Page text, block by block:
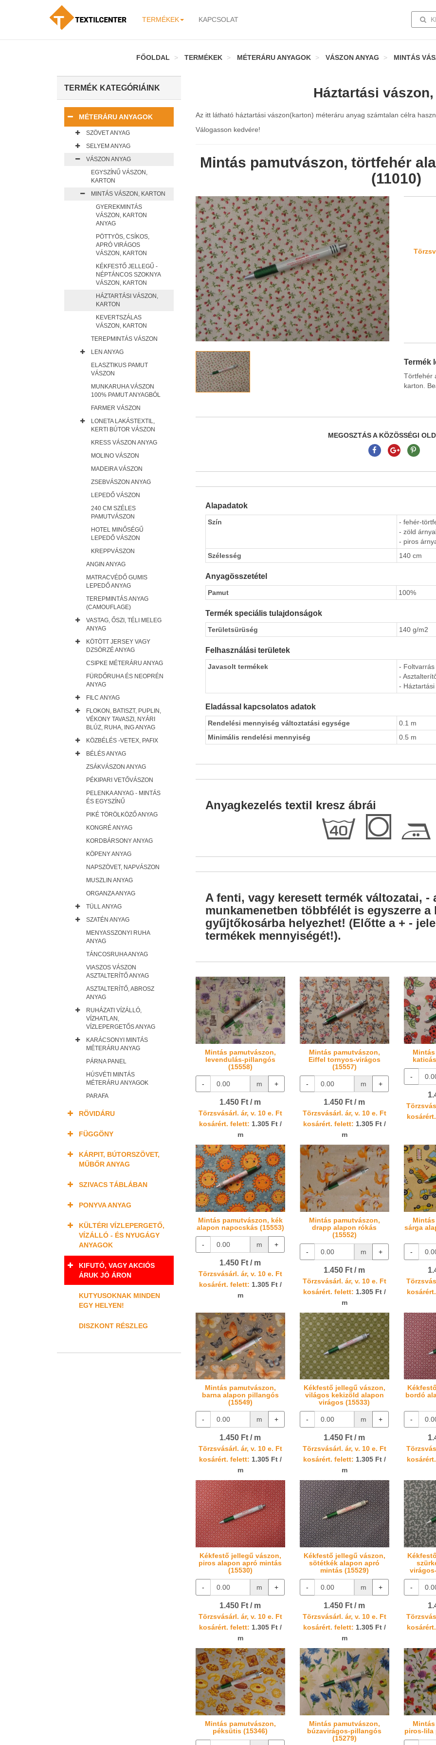
TERMÉKEK KAPCSOLAT
FŐOLDAL TERMÉKEK MÉTERÁRU ANYAGOK VÁSZON ANYAG MINTÁS
Háztartási
Az itt látható háztartási vászon(karton) méteráru anyag számtalan célra
Válogasson kedvére!
Mintás pamutvászon, törtfehér
(11010)
Termék
Törtfehér
karton.
MEGOSZTÁS A KÖZÖSSÉGI
Alapadatok
Szín
- fehér-
- zöld
- piros
Szélesség
140 cm
Anyagösszetétel
Pamut 100%
Termék speciális tulajdonságok
Területsürüség 140 g/m2
Felhasználási területek
Javasolt termékek
- Foltvarrás
-
-
Eladással kapcsolatos adatok
Rendelési mennyiség változtatási egysége
0.1 m
Minimális rendelési mennyiség
0.5 m
Anyagkezelés textil kresz ábrái
h Q E
A fenti, vagy keresett termék változatai,
munkamenetben többfélét is egyszerre
gyűjtőkosárba helyezhet! (Előtte a + -
termékek mennyiségét!).
Mintás pamutvászon,
levendulás-pillangós
(15558)
- m +
1.450 Ft / m
Törzsvásárl. ár, v. 10 e. Ft
kosárért. felett: 1.305 Ft /
m
Mintás pamutvászon,
Eiffel tornyos-virágos
(15557)
- m +
1.450 Ft / m
Törzsvásárl. ár, v. 10 e. Ft
kosárért. felett: 1.305 Ft /
m
-
Mintás pamutvászon, kék
alapon napocskás (15553)
- m +
1.450 Ft / m
Törzsvásárl. ár, v. 10 e. Ft
kosárért. felett: 1.305 Ft /
m
Mintás pamutvászon,
drapp alapon rókás
(15552)
- m +
1.450 Ft / m
Törzsvásárl. ár, v. 10 e. Ft
kosárért. felett: 1.305 Ft /
m
sárga
-
Mintás pamutvászon,
barna alapon pillangós
(15549)
- m +
1.450 Ft / m
Törzsvásárl. ár, v. 10 e. Ft
kosárért. felett: 1.305 Ft /
m
Kékfestő jellegű vászon,
világos kekizöld alapon
virágos (15533)
- m +
1.450 Ft / m
Törzsvásárl. ár, v. 10 e. Ft
kosárért. felett: 1.305 Ft /
m
bordó
-
Kékfestő jellegű vászon,
piros alapon apró mintás
(15530)
- m +
1.450 Ft / m
Törzsvásárl. ár, v. 10 e. Ft
kosárért. felett: 1.305 Ft /
m
Kékfestő jellegű vászon,
sötétkék alapon apró
mintás (15529)
- m +
1.450 Ft / m
Törzsvásárl. ár, v. 10 e. Ft
kosárért. felett: 1.305 Ft /
m
-
Mintás pamutvászon,
péksütis (15346)
Mintás pamutvászon,
búzavirágos-pillangós
(15279)
piros-lila
TERMÉK KATEGÓRIÁINK
MÉTERÁRU ANYAGOK
SZÖVET ANYAG
SELYEM ANYAG
VÁSZON ANYAG
EGYSZÍNŰ VÁSZON,
KARTON
MINTÁS VÁSZON, KARTON
GYEREKMINTÁS
VÁSZON, KARTON
ANYAG
PÖTTYÖS, CSÍKOS,
APRÓ VIRÁGOS
VÁSZON, KARTON
KÉKFESTŐ JELLEGŰ -
NÉPTÁNCOS SZOKNYA
VÁSZON, KARTON
HÁZTARTÁSI VÁSZON,
KARTON
KEVERTSZÁLAS
VÁSZON, KARTON
TEREPMINTÁS VÁSZON
LEN ANYAG
ELASZTIKUS PAMUT
VÁSZON
MUNKARUHA VÁSZON
100% PAMUT ANYAGBÓL
FARMER VÁSZON
LONETA LAKÁSTEXTIL,
KERTI BÚTOR VÁSZON
KRESS VÁSZON ANYAG
MOLINO VÁSZON
MADEIRA VÁSZON
ZSEBVÁSZON ANYAG
LEPEDŐ VÁSZON
240 CM SZÉLES
PAMUTVÁSZON
HOTEL MINŐSÉGŰ
LEPEDŐ VÁSZON
KREPPVÁSZON
ANGIN ANYAG
MATRACVÉDŐ GUMIS
LEPEDŐ ANYAG
TEREPMINTÁS ANYAG
(CAMOUFLAGE)
VASTAG, ŐSZI, TÉLI MELEG
ANYAG
KÖTÖTT JERSEY VAGY
DZSÖRZÉ ANYAG
CSIPKE MÉTERÁRU ANYAG
FÜRDŐRUHA ÉS NEOPRÉN
ANYAG
FILC ANYAG
FLOKON, BATISZT, PUPLIN,
VÉKONY TAVASZI, NYÁRI
BLÚZ, RUHA, ING ANYAG
KÖZBÉLÉS -VETEX, PAFIX
BÉLÉS ANYAG
ZSÁKVÁSZON ANYAG
PÉKIPARI VETŐVÁSZON
PELENKA ANYAG - MINTÁS
ÉS EGYSZÍNŰ
PIKÉ TÖRÖLKÖZŐ ANYAG
KONGRÉ ANYAG
KORDBÁRSONY ANYAG
KÖPENY ANYAG
NAPSZÖVET, NAPVÁSZON
MUSZLIN ANYAG
ORGANZA ANYAG
TÜLL ANYAG
SZATÉN ANYAG
MENYASSZONYI RUHA
ANYAG
TÁNCOSRUHA ANYAG
VIASZOS VÁSZON
ASZTALTERÍTŐ ANYAG
ASZTALTERÍTŐ, ABROSZ
ANYAG
RUHÁZATI VÍZÁLLÓ,
VÍZHATLAN,
VÍZLEPERGETŐS ANYAG
KARÁCSONYI MINTÁS
MÉTERÁRU ANYAG
PÁRNA PANEL
HÚSVÉTI MINTÁS
MÉTERÁRU ANYAGOK
PARAFA
RÖVIDÁRU
FÜGGÖNY
KÁRPIT, BÚTORSZÖVET,
MŰBŐR ANYAG
SZIVACS TÁBLÁBAN
PONYVA ANYAG
KÜLTÉRI VÍZLEPERGETŐ,
VÍZÁLLÓ - ÉS NYUGÁGY
ANYAGOK
KIFUTÓ, VAGY AKCIÓS
ÁRUK JÓ ÁRON
KUTYUSOKNAK MINDEN
EGY HELYEN!
DISZKONT RÉSZLEG